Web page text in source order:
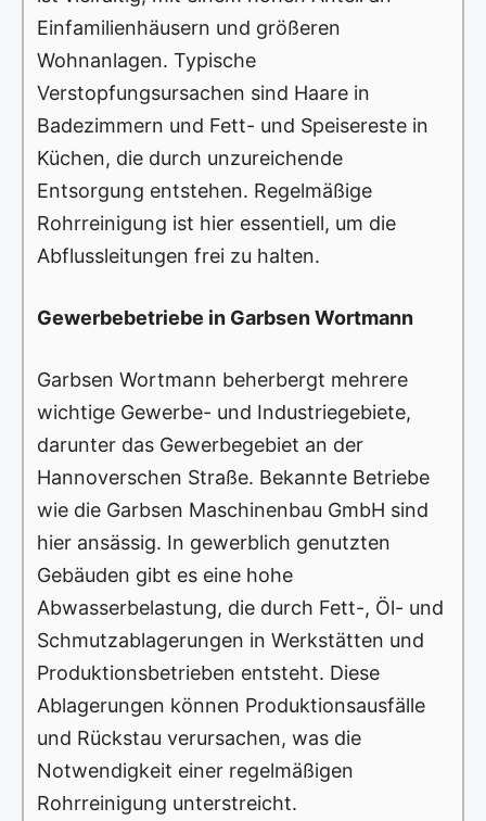
Einfamilienhäusern und größeren
Wohnanlagen. Typische
Verstopfungsursachen sind Haare in
Badezimmern und Fett- und Speisereste in
Küchen, die durch unzureichende
Entsorgung entstehen. Regelmäßige
Rohrreinigung ist hier essentiell, um die
Abflussleitungen frei zu halten.
Gewerbebetriebe in Garbsen Wortmann
Garbsen Wortmann beherbergt mehrere
wichtige Gewerbe- und Industriegebiete,
darunter das Gewerbegebiet an der
Hannoverschen Straße. Bekannte Betriebe
wie die Garbsen Maschinenbau GmbH sind
hier ansässig. In gewerblich genutzten
Gebäuden gibt es eine hohe
Abwasserbelastung, die durch Fett-, Öl- und
Schmutzablagerungen in Werkstätten und
Produktionsbetrieben entsteht. Diese
Ablagerungen können Produktionsausfälle
und Rückstau verursachen, was die
Notwendigkeit einer regelmäßigen
Rohrreinigung unterstreicht.